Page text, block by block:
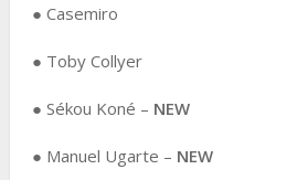
● Casemiro
● Toby Collyer
● Sékou Koné – NEW
● Manuel Ugarte – NEW